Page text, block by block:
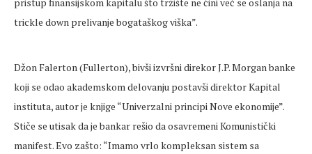
pristup finansijskom kapitalu što tržište ne čini već se oslanja na
trickle down prelivanje bogataškog viška”.
Džon Falerton (Fullerton), bivši izvršni direkor J.P. Morgan banke
koji se odao akademskom delovanju postavši direktor Kapital
instituta, autor je knjige “Univerzalni principi Nove ekonomije”.
Stiče se utisak da je bankar rešio da osavremeni Komunistički
manifest. Evo zašto: “Imamo vrlo kompleksan sistem sa